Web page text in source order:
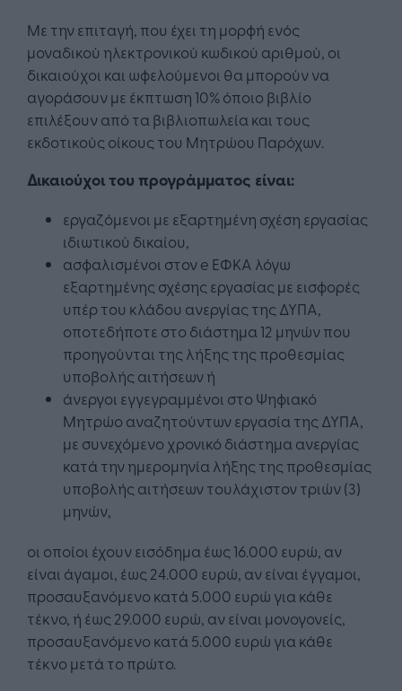
Με την επιταγή, που έχει τη μορφή ενός
μοναδικού ηλεκτρονικού κωδικού αριθμού, οι
δικαιούχοι και ωφελούμενοι θα μπορούν να
αγοράσουν με έκπτωση 10% όποιο βιβλίο
επιλέξουν από τα βιβλιοπωλεία και τους
εκδοτικούς οίκους του Μητρώου Παρόχων.
Δικαιούχοι του προγράμματος είναι:
εργαζόμενοι με εξαρτημένη σχέση εργασίας
ιδιωτικού δικαίου,
ασφαλισμένοι στον e EΦΚΑ λόγω
εξαρτημένης σχέσης εργασίας με εισφορές
υπέρ του κλάδου ανεργίας της ΔΥΠΑ,
οποτεδήποτε στο διάστημα 12 μηνών που
προηγούνται της λήξης της προθεσμίας
υποβολής αιτήσεων ή
άνεργοι εγγεγραμμένοι στο Ψηφιακό
Μητρώο αναζητούντων εργασία της ΔΥΠΑ,
με συνεχόμενο χρονικό διάστημα ανεργίας
κατά την ημερομηνία λήξης της προθεσμίας
υποβολής αιτήσεων τουλάχιστον τριών (3)
μηνών,
οι οποίοι έχουν εισόδημα έως 16.000 ευρώ, αν
είναι άγαμοι, έως 24.000 ευρώ, αν είναι έγγαμοι,
προσαυξανόμενο κατά 5.000 ευρώ για κάθε
τέκνο, ή έως 29.000 ευρώ, αν είναι μονογονείς,
προσαυξανόμενο κατά 5.000 ευρώ για κάθε
τέκνο μετά το πρώτο.